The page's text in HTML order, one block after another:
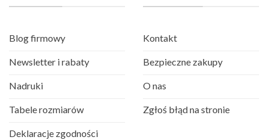
Blog firmowy
Newsletter i rabaty
Nadruki
Tabele rozmiarów
Deklaracje zgodności
Kontakt
Bezpieczne zakupy
O nas
Zgłoś błąd na stronie